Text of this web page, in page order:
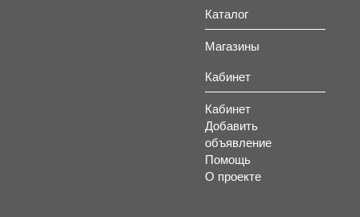
Каталог
Магазины
Кабинет
Кабинет
Добавить
объявление
Помощь
О проекте